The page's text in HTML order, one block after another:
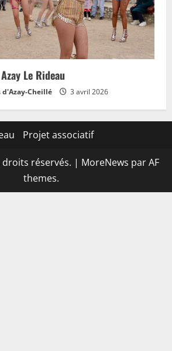
Le Rideau
d'Azay-Cheillé 3 avril 2026
Projet associatif
réservés. | MoreNews par AF
themes.